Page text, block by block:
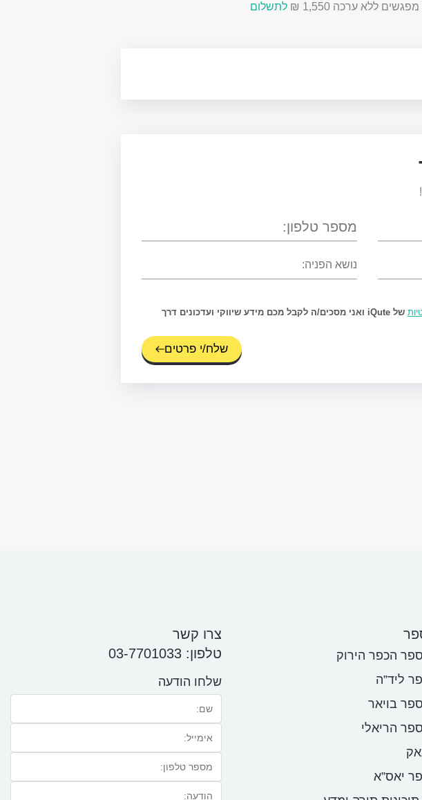
לתשלום
של iQute ואני מסכים/ה לקבל מכם מידע שיווקי ועדכונים דרך
שלח/י פרטים
הכפר הירוק
ליד”ה
בויאר
הריאלי
יאס”א
צרו קשר
טלפון: 03-7701033
שלחו הודעה